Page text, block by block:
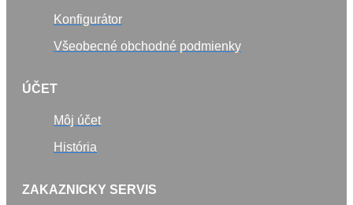
Konfigurátor
Všeobecné obchodné podmienky
ÚČET
Môj účet
História
ZAKAZNICKY SERVIS